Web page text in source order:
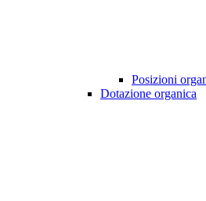
Posizioni
Dotazione organica